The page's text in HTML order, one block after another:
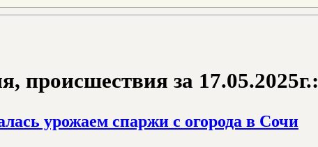
происшествия за 17.05.2025г.:
урожаем спаржи с огорода в Сочи